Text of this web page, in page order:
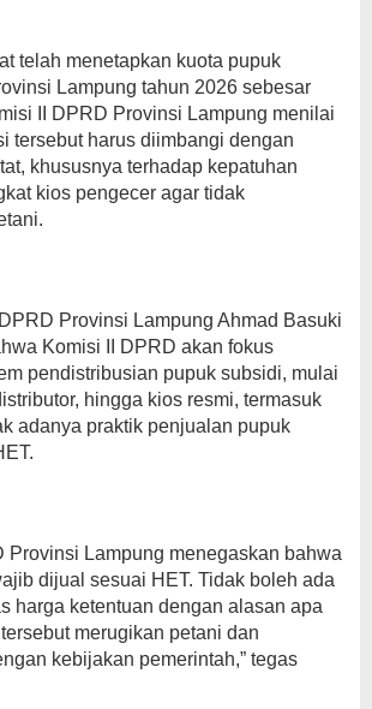
telah menetapkan kuota pupuk
Lampung tahun 2026 sebesar
II DPRD Provinsi Lampung menilai
tersebut harus diimbangi dengan
khususnya terhadap kepatuhan
kios pengecer agar tidak
Provinsi Lampung Ahmad Basuki
Komisi II DPRD akan fokus
pendistribusian pupuk subsidi, mulai
hingga kios resmi, termasuk
adanya praktik penjualan pupuk
Provinsi Lampung menegaskan bahwa
dijual sesuai HET. Tidak boleh ada
harga ketentuan dengan alasan apa
merugikan petani dan
kebijakan pemerintah,” tegas